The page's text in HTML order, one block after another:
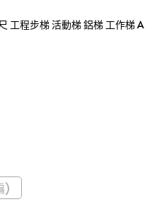
工程步梯 活動梯 鋁梯 工作梯 A
)